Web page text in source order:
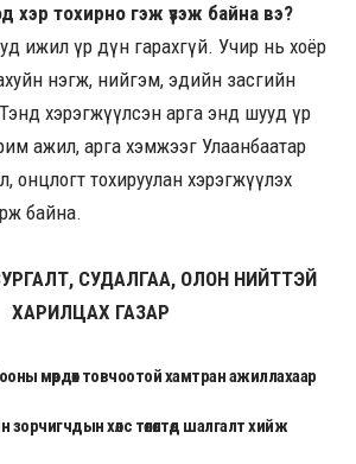
хэр тохирно гэж үзэж байна вэ?
ижил үр дүн гарахгүй. Учир нь хоёр
нэгж, нийгэм, эдийн засгийн
хэрэгжүүлсэн арга энд шууд үр
ажил, арга хэмжээг Улаанбаатар
онцлогт тохируулан хэрэгжүүлэх
байна.
СУДАЛГАА, ОЛОН НИЙТТЭЙ
ХАРИЛЦАХ ГАЗАР
мөрдөх товчоотой хамтран ажиллахаар
хөлс төлөлтөд шалгалт хийж